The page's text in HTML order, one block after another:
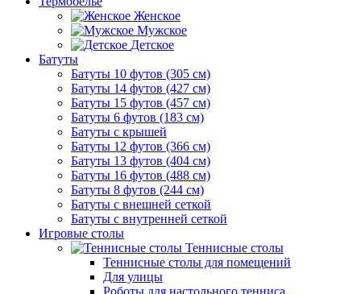
Женское
Мужское
Детское
Батуты
Батуты 10 футов (305 см)
Батуты 14 футов (427 см)
Батуты 15 футов (457 см)
Батуты 6 футов (183 см)
Батуты с крышей
Батуты 12 футов (366 см)
Батуты 13 футов (404 см)
Батуты 16 футов (488 см)
Батуты 8 футов (244 см)
Батуты с внешней сеткой
Батуты с внутренней сеткой
Игровые столы
Теннисные столы
Теннисные столы для помещений
Для улицы
Роботы для настольного тенниса